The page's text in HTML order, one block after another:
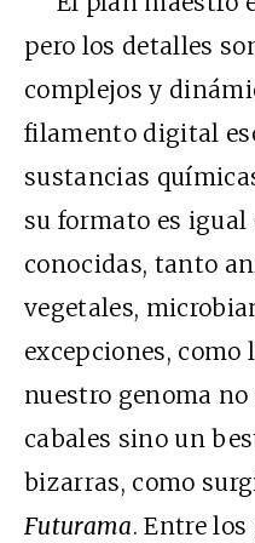
pero los detalles
complejos y
filamento digital
sustancias
su formato es igual
conocidas, tanto
vegetales,
excepciones, como
nuestro genoma
cabales sino un
bizarras, como
Futurama. Entre